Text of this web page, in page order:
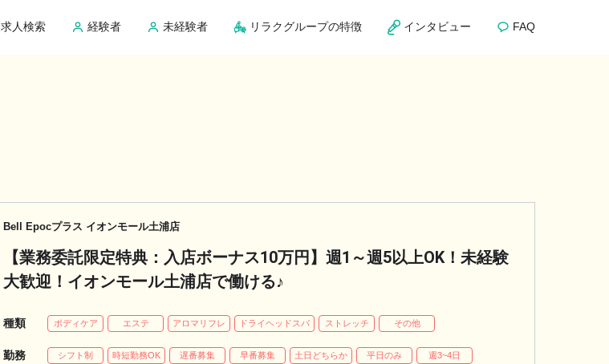
求人検索 経験者 未経験者 リラクグループの特徴 インタビュー FAQ
Bell Epocプラス イオンモール土浦店
【業務委託限定特典：入店ボーナス10万円】週1～週5以上OK！未経験
大歓迎！イオンモール土浦店で働ける♪
種類 ボディケア エステ アロマリフレ ドライヘッドスパ ストレッチ その他
勤務
シフト制 時短勤務OK 遅番募集 早番募集 土日どちらか 平日のみ
週3~4日